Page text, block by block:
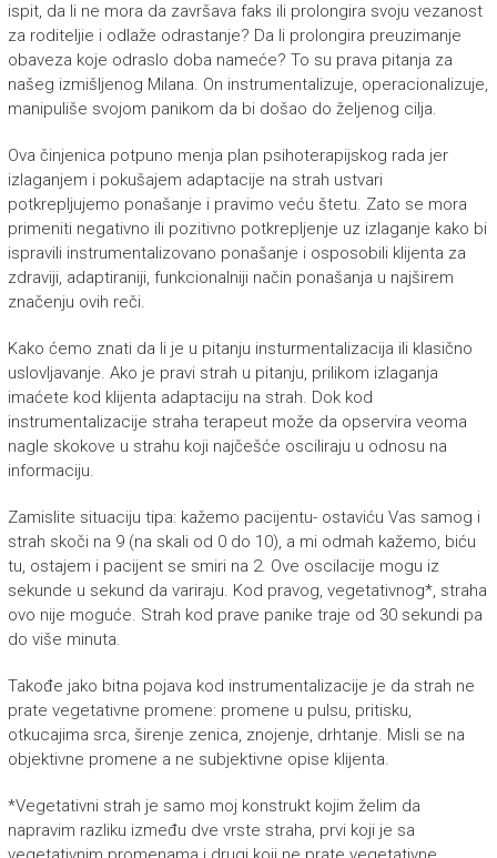
ispit, da li ne mora da završava faks ili prolongira svoju vezanost
za roditeljie i odlaže odrastanje? Da li prolongira preuzimanje
obaveza koje odraslo doba nameće? To su prava pitanja za
našeg izmišljenog Milana. On instrumentalizuje, operacionalizuje,
manipuliše svojom panikom da bi došao do željenog cilja.
Ova činjenica potpuno menja plan psihoterapijskog rada jer
izlaganjem i pokušajem adaptacije na strah ustvari
potkrepljujemo ponašanje i pravimo veću štetu. Zato se mora
primeniti negativno ili pozitivno potkrepljenje uz izlaganje kako bi
ispravili instrumentalizovano ponašanje i osposobili klijenta za
zdraviji, adaptiraniji, funkcionalniji način ponašanja u najširem
značenju ovih reči.
Kako ćemo znati da li je u pitanju insturmentalizacija ili klasično
uslovljavanje. Ako je pravi strah u pitanju, prilikom izlaganja
imaćete kod klijenta adaptaciju na strah. Dok kod
instrumentalizacije straha terapeut može da opservira veoma
nagle skokove u strahu koji najčešće osciliraju u odnosu na
informaciju.
Zamislite situaciju tipa: kažemo pacijentu- ostaviću Vas samog i
strah skoči na 9 (na skali od 0 do 10), a mi odmah kažemo, biću
tu, ostajem i pacijent se smiri na 2. Ove oscilacije mogu iz
sekunde u sekund da variraju. Kod pravog, vegetativnog*, straha
ovo nije moguće. Strah kod prave panike traje od 30 sekundi pa
do više minuta.
Takođe jako bitna pojava kod instrumentalizacije je da strah ne
prate vegetativne promene: promene u pulsu, pritisku,
otkucajima srca, širenje zenica, znojenje, drhtanje. Misli se na
objektivne promene a ne subjektivne opise klijenta.
*Vegetativni strah je samo moj konstrukt kojim želim da
napravim razliku između dve vrste straha, prvi koji je sa